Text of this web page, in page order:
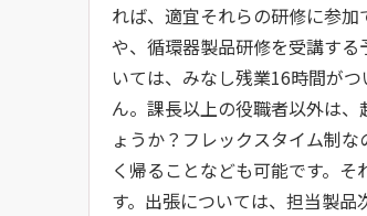
れば、適宜それらの研修に参
や、循環器製品研修を受講す
いては、みなし残業16時間が
ん。課長以上の役職者以外は
ょうか？フレックスタイム制
く帰ることなども可能です。
す。出張については、担当製